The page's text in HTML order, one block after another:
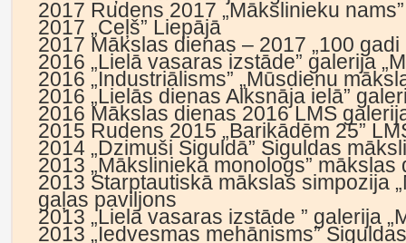
2017 Rudens 2017 „Mākslinieku
2017 „Ceļš” Liepājā
2017 Mākslas dienas – 2017 „100
2016 „Lielā vasaras izstāde” galerija
2016 „Industriālisms” „Mūsdienu
2016 „Lielās dienas Alksnāja ielā”
2016 Mākslas dienas 2016 LMS
2015 Rudens 2015 „Barikādēm 25”
2014 „Dzimuši Siguldā” Siguldas
2013 „Mākslinieka monologs”
2013 Starptautiskā mākslas simpozija
gaļas paviljons
2013 „Lielā vasaras izstāde ” galerija
2013 „Iedvesmas mehānisms”